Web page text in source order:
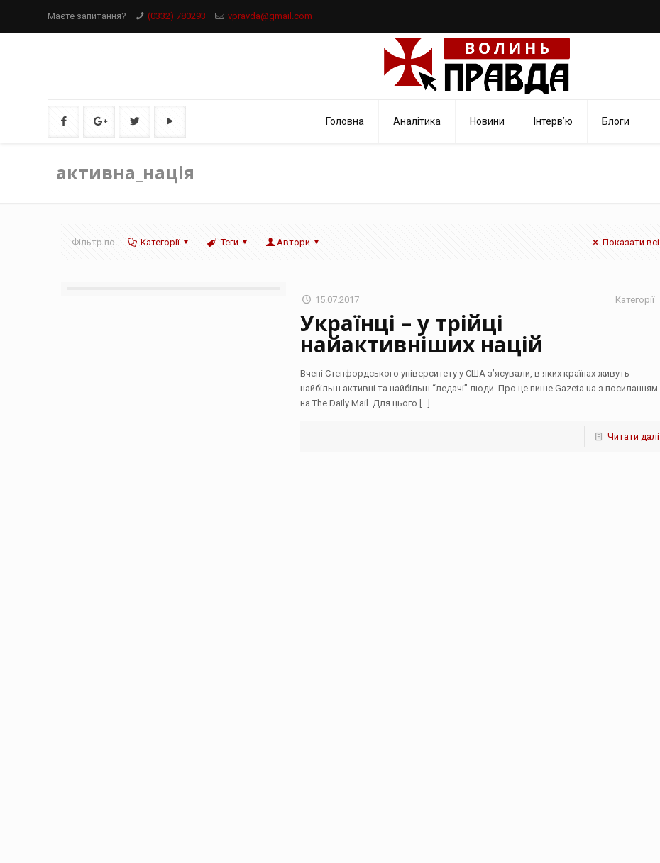
Маєте запитання? (0332) 780293 vpravda@gmail.com
Головна Аналітика Новини Інтерв’ю Блоги
активна_нація
Фільтр по Категорії Теги Автори Показати всі
15.07.2017 Категорії
Українці – у трійці
найактивніших націй
Вчені Стенфордського університету у США з’ясували, в яких країнах живуть
найбільш активні та найбільш “ледачі” люди. Про це пише Gazeta.ua з посиланням
на The Daily Mail. Для цього […]
Читати далі